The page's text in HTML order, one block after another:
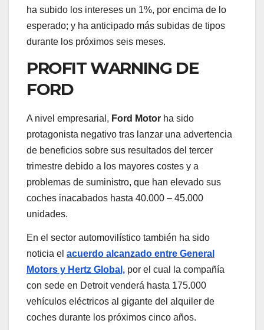
ha subido los intereses un 1%, por encima de lo
esperado; y ha anticipado más subidas de tipos
durante los próximos seis meses.
PROFIT WARNING DE
FORD
A nivel empresarial, Ford Motor ha sido
protagonista negativo tras lanzar una advertencia
de beneficios sobre sus resultados del tercer
trimestre debido a los mayores costes y a
problemas de suministro, que han elevado sus
coches inacabados hasta 40.000 – 45.000
unidades.
En el sector automovilístico también ha sido
noticia el acuerdo alcanzado entre General
Motors y Hertz Global, por el cual la compañía
con sede en Detroit venderá hasta 175.000
vehículos eléctricos al gigante del alquiler de
coches durante los próximos cinco años.